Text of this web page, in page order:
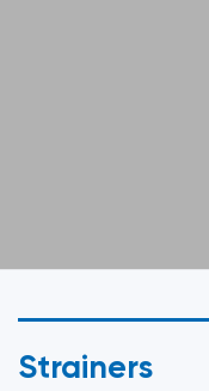
Strainers